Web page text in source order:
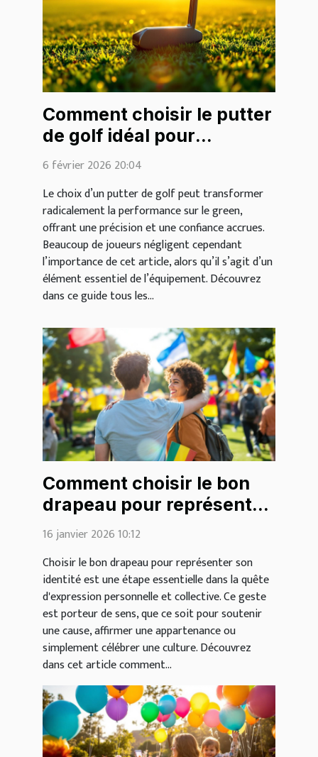
Comment choisir le putter
de golf idéal pour
améliorer votre jeu ?
6 février 2026 20:04
Le choix d’un putter de golf peut transformer
radicalement la performance sur le green,
offrant une précision et une confiance accrues.
Beaucoup de joueurs négligent cependant
l’importance de cet article, alors qu’il s’agit d’un
élément essentiel de l’équipement. Découvrez
dans ce guide tous les...
Comment choisir le bon
drapeau pour représenter
votre identité?
16 janvier 2026 10:12
Choisir le bon drapeau pour représenter son
identité est une étape essentielle dans la quête
d'expression personnelle et collective. Ce geste
est porteur de sens, que ce soit pour soutenir
une cause, affirmer une appartenance ou
simplement célébrer une culture. Découvrez
dans cet article comment...